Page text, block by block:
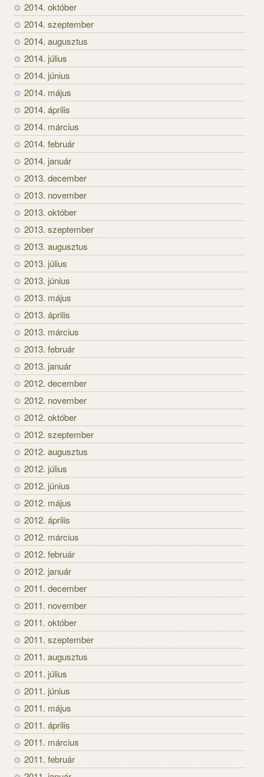
2014. október
2014. szeptember
2014. augusztus
2014. július
2014. június
2014. május
2014. április
2014. március
2014. február
2014. január
2013. december
2013. november
2013. október
2013. szeptember
2013. augusztus
2013. július
2013. június
2013. május
2013. április
2013. március
2013. február
2013. január
2012. december
2012. november
2012. október
2012. szeptember
2012. augusztus
2012. július
2012. június
2012. május
2012. április
2012. március
2012. február
2012. január
2011. december
2011. november
2011. október
2011. szeptember
2011. augusztus
2011. július
2011. június
2011. május
2011. április
2011. március
2011. február